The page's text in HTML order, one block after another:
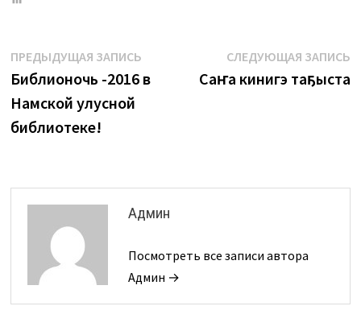
Навигация
по
записям
ПРЕДЫДУЩАЯ ЗАПИСЬПредыдущая
запись:
Библионочь -2016 в
Намской улусной
библиотеке!
СЛЕДУЮЩАЯ ЗАПИСЬ
Саҥа кинигэ таҕыста
Админ
Посмотреть все записи автора
Админ →